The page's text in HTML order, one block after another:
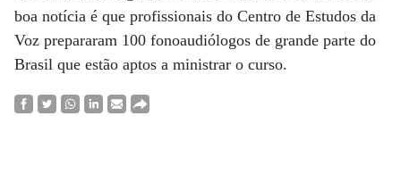
boa notícia é que profissionais do Centro de Estudos da
Voz prepararam 100 fonoaudiólogos de grande parte do
Brasil que estão aptos a ministrar o curso.